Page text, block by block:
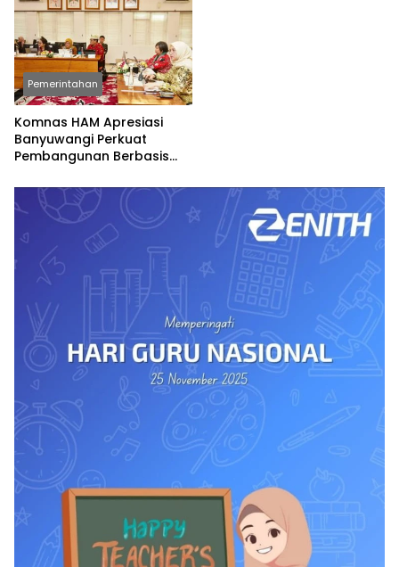
Pemerintahan
Komnas HAM Apresiasi
Banyuwangi Perkuat
Pembangunan Berbasis